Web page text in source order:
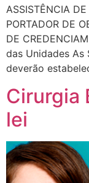
ASSISTÊNCIA
PORTADOR DE
DE
das Unidades As
deverão
Cirurgia
lei